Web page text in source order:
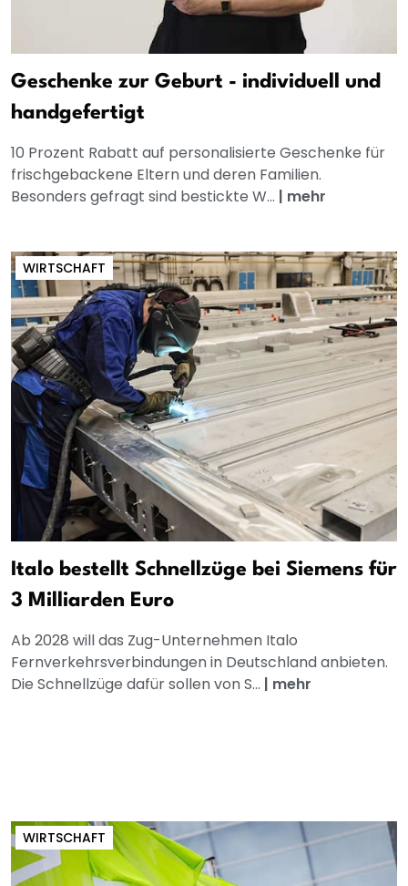
Geschenke zur Geburt - individuell und
handgefertigt
10 Prozent Rabatt auf personalisierte Geschenke für
frischgebackene Eltern und deren Familien.
Besonders gefragt sind bestickte W... | mehr
WIRTSCHAFT
Italo bestellt Schnellzüge bei Siemens für
3 Milliarden Euro
Ab 2028 will das Zug-Unternehmen Italo
Fernverkehrsverbindungen in Deutschland anbieten.
Die Schnellzüge dafür sollen von S... | mehr
WIRTSCHAFT